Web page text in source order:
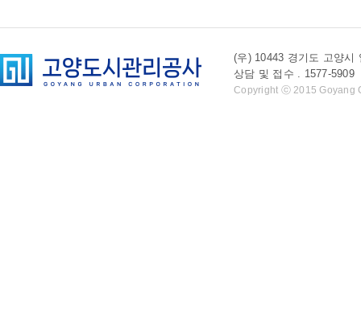
(우) 10443 경기도 고양시
상담 및 접수 . 1577-
Copyright ⓒ 2015 Goyang